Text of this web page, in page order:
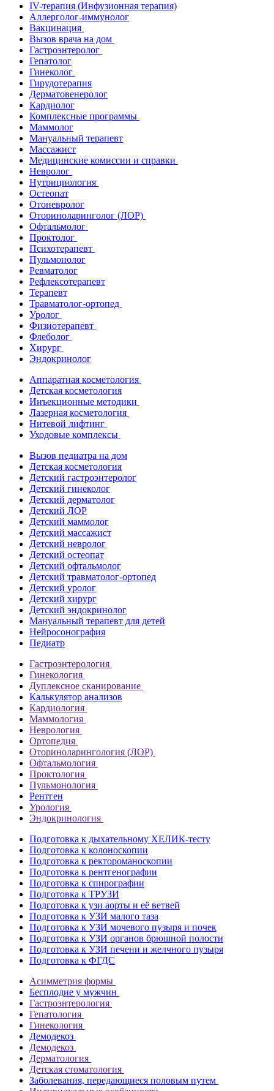
IV-терапия (Инфузионная терапия)
Аллерголог-иммунолог
Вакцинация
Вызов врача на дом
Гастроэнтеролог
Гепатолог
Гинеколог
Гирудотерапия
Дерматовенеролог
Кардиолог
Комплексные программы
Маммолог
Мануальный терапевт
Массажист
Медицинские комиссии и справки
Невролог
Нутрициология
Остеопат
Отоневролог
Оториноларинголог (ЛОР)
Офтальмолог
Проктолог
Психотерапевт
Пульмонолог
Ревматолог
Рефлексотерапевт
Терапевт
Травматолог-ортопед
Уролог
Физиотерапевт
Флеболог
Хирург
Эндокринолог
Аппаратная косметология
Детская косметология
Инъекционные методики
Лазерная косметология
Нитевой лифтинг
Уходовые комплексы
Вызов педиатра на дом
Детская косметология
Детский гастроэнтеролог
Детский гинеколог
Детский дерматолог
Детский ЛОР
Детский маммолог
Детский массажист
Детский невролог
Детский остеопат
Детский офтальмолог
Детский травматолог-ортопед
Детский уролог
Детский хирург
Детский эндокринолог
Мануальный терапевт для детей
Нейросонография
Педиатр
Гастроэнтерология
Гинекология
Дуплексное сканирование
Калькулятор анализов
Кардиология
Маммология
Неврология
Ортопедия
Оториноларингология (ЛОР)
Офтальмология
Проктология
Пульмонология
Рентген
Урология
Эндокринология
Подготовка к дыхательному ХЕЛИК-тесту
Подготовка к колоноскопии
Подготовка к ректороманоскопии
Подготовка к рентгенографии
Подготовка к спирографии
Подготовка к ТРУЗИ
Подготовка к узи аорты и её ветвей
Подготовка к УЗИ малого таза
Подготовка к УЗИ мочевого пузыря и почек
Подготовка к УЗИ органов брюшной полости
Подготовка к УЗИ печени и желчного пузыря
Подготовка к ФГДС
Асимметрия формы
Бесплодие у мужчин
Гастроэнтерология
Гепатология
Гинекология
Демодекоз
Демодекоз
Дерматология
Детская стоматология
Заболевания, передающиеся половым путем